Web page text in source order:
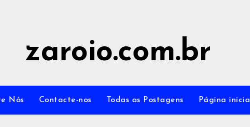
zaroio.com.br
Nós Contacte-nos Todas as Postagens Página inicial